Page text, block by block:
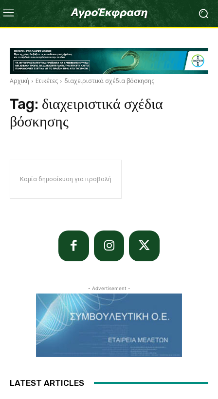
Αρχική Ετικέτες διαχειριστικά σχέδια βόσκησης
Tag: διαχειριστικά σχέδια
βόσκησης
Καμία δημοσίευση για προβολή
- Advertisement -
LATEST ARTICLES